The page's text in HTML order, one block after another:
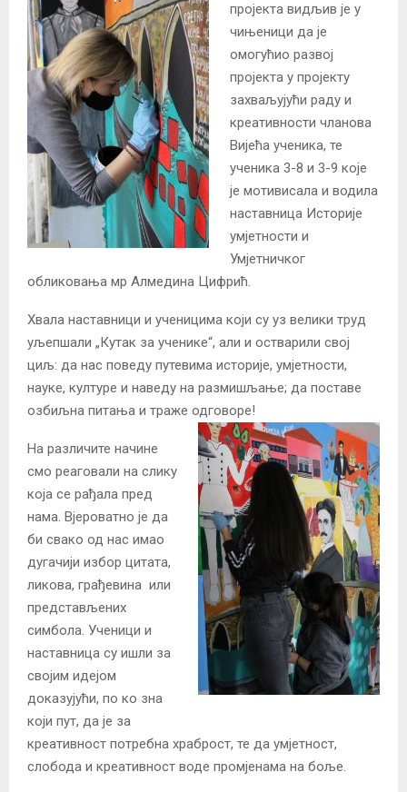
пројекта видљив је у
чињеници да је
омогућио развој
пројекта у пројекту
захваљујући раду и
креативности чланова
Вијећа ученика, те
ученика 3-8 и 3-9 које
је мотивисала и водила
наставница Историје
умјетности и
Умјетничког
обликовања мр Алмедина Цифрић.
Хвала наставници и ученицима који су уз велики труд
уљепшали „Кутак за ученике“, али и остварили свој
циљ: да нас поведу путевима историје, умјетности,
науке, културе и наведу на размишљање; да поставе
озбиљна питања и траже одговоре!
На различите начине
смо реаговали на слику
која се рађала пред
нама. Вјероватно је да
би свако од нас имао
дугачији избор цитата,
ликова, грађевина или
представљених
симбола. Ученици и
наставница су ишли за
својим идејом
доказујући, по ко зна
који пут, да је за
креативност потребна храброст, те да умјетност,
слобода и креативност воде промјенама на боље.